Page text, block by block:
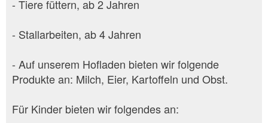
- Tiere füttern, ab 2 Jahren
- Stallarbeiten, ab 4 Jahren
- Auf unserem Hofladen bieten wir folgende
Produkte an: Milch, Eier, Kartoffeln und Obst.
Für Kinder bieten wir folgendes an: